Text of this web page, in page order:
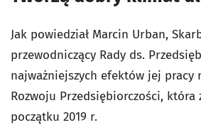
Jak powiedział Marcin Urban,
przewodniczący Rady ds.
najważniejszych efektów jej pracy
Rozwoju Przedsiębiorczości, która
początku 2019 r.